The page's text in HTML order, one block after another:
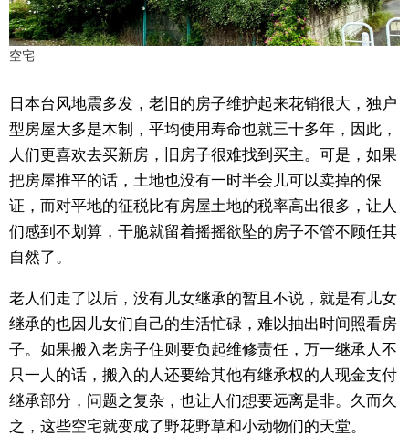
空宅
日本台风地震多发，老旧的房子维护起来花销很大，独户
型房屋大多是木制，平均使用寿命也就三十多年，因此，
人们更喜欢去买新房，旧房子很难找到买主。可是，如果
把房屋推平的话，土地也没有一时半会儿可以卖掉的保
证，而对平地的征税比有房屋土地的税率高出很多，让人
们感到不划算，干脆就留着摇摇欲坠的房子不管不顾任其
自然了。
老人们走了以后，没有儿女继承的暂且不说，就是有儿女
继承的也因儿女们自己的生活忙碌，难以抽出时间照看房
子。如果搬入老房子住则要负起维修责任，万一继承人不
只一人的话，搬入的人还要给其他有继承权的人现金支付
继承部分，问题之复杂，也让人们想要远离是非。久而久
之，这些空宅就变成了野花野草和小动物们的天堂。